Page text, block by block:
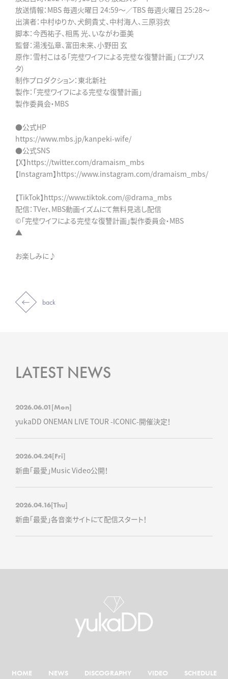
放送情報：MBS 毎週火曜日 24:59～／TBS 毎週火曜日 25:28～
出演者：中村ゆりか、犬飼貴丈、中村海人、三原羽衣
脚本：今西祐子、相馬 光、いながわ亜美
監督：湯浅弘章、富田未来、小野田 玄
原作：雪村こはる「完璧ワイフによる完璧な復讐計画」（エブリス
タ）
制作プロダクション：東北新社
製作：「完璧ワイフによる完璧な復讐計画」
製作委員会・MBS
●公式HP
https://www.mbs.jp/kanpeki-wife/
●公式SNS
【X】https://twitter.com/dramaism_mbs
【Instagram】https://www.instagram.com/dramaism_mbs/
【TikTok】https://www.tiktok.com/@drama_mbs
配信：TVer、MBS動画イズムにて無料見逃し配信
©「完璧ワイフによる完璧な復讐計画」製作委員会・MBS
▲
お楽しみに♪
back
LATEST NEWS
2026.06.01[Mon]
yukaDD ONEMAN LIVE TOUR -ICONIC-開催決定！
2026.04.24[Fri]
新曲「最愛」Music Video公開！
2026.04.16[Thu]
新曲「最愛」各音楽サイトにて配信スタート！
HOME NEWS DISCOGRAPHY VIDEO SCHEDULE